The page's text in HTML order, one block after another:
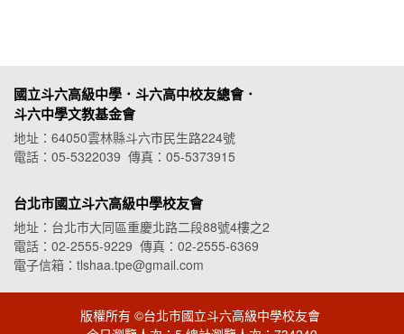
國立斗六高級中學．斗六高中校友總會．
斗六中學文教基金會
地址：64050雲林縣斗六市民生路224號
電話：05-5322039 傳真：05-5373915
台北市國立斗六高級中學校友會
地址：台北市大同區重慶北路二段88號4樓之2
電話：02-2555-9229 傳真：02-2555-6369
電子信箱：tlshaa.tpe@gmail.com
版權所有 ©台北市國立斗六高級中學校友會